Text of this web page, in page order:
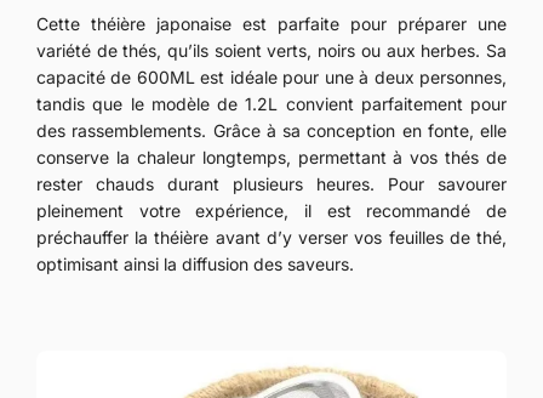
Cette théière japonaise est parfaite pour préparer une
variété de thés, qu’ils soient verts, noirs ou aux herbes. Sa
capacité de 600ML est idéale pour une à deux personnes,
tandis que le modèle de 1.2L convient parfaitement pour
des rassemblements. Grâce à sa conception en fonte, elle
conserve la chaleur longtemps, permettant à vos thés de
rester chauds durant plusieurs heures. Pour savourer
pleinement votre expérience, il est recommandé de
préchauffer la théière avant d’y verser vos feuilles de thé,
optimisant ainsi la diffusion des saveurs.